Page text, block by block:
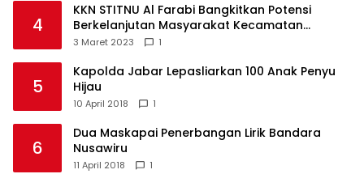
4
KKN STITNU Al Farabi Bangkitkan Potensi
Berkelanjutan Masyarakat Kecamatan
Langkaplancar
3 Maret 2023 1
5
Kapolda Jabar Lepasliarkan 100 Anak Penyu
Hijau
10 April 2018 1
6
Dua Maskapai Penerbangan Lirik Bandara
Nusawiru
11 April 2018 1